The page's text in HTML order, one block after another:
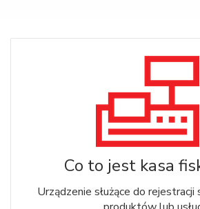
Co to jest kasa
Urządzenie służące do rejestracji